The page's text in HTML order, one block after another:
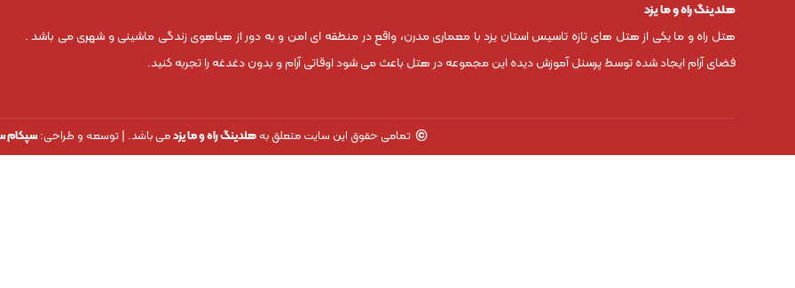
هلدینگ راه و ما یزد
هتل راه و ما یکی از هتل های تازه تاسیس استان یزد با معماری مدرن، واقع در منطقه ای امن و به دور از هیاهوی زندگی ماشینی و شهری می باشد .
فضای آرام ایجاد شده توسط پرسنل آموزش دیده این مجموعه در هتل باعث می شود اوقاتی آرام و بدون دغدغه را تجربه کنید.
© تمامی حقوق این سایت متعلق بههلدینگ راه و ما یزدمی باشد. | توسعه و طراحی:سپکام